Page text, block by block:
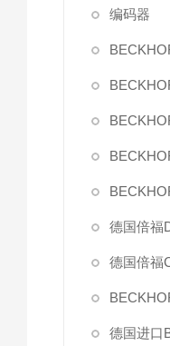
编码器
德国倍福
德国倍福
德国进口